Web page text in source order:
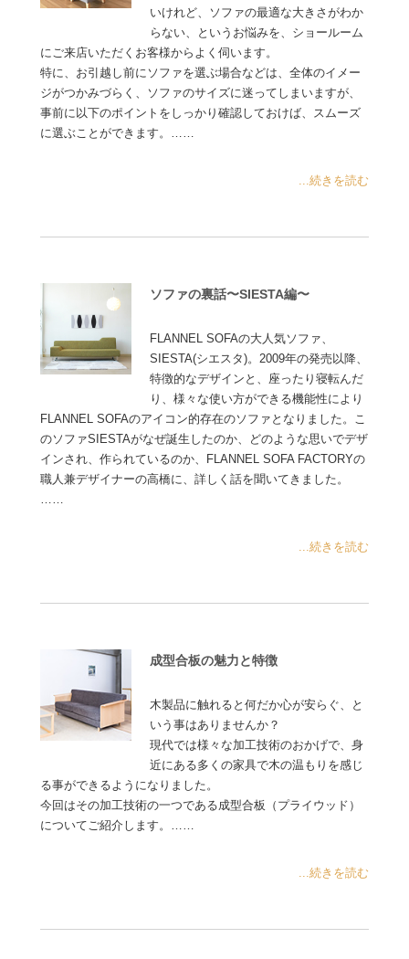
いけれど、ソファの最適な大きさがわか
らない、というお悩みを、ショールーム
にご来店いただくお客様からよく伺います。
特に、お引越し前にソファを選ぶ場合などは、全体のイメー
ジがつかみづらく、ソファのサイズに迷ってしまいますが、
事前に以下のポイントをしっかり確認しておけば、スムーズ
に選ぶことができます。……
...続きを読む
ソファの裏話〜SIESTA編〜
FLANNEL SOFAの大人気ソファ、
SIESTA(シエスタ)。2009年の発売以降、
特徴的なデザインと、座ったり寝転んだ
り、様々な使い方ができる機能性により
FLANNEL SOFAのアイコン的存在のソファとなりました。こ
のソファSIESTAがなぜ誕生したのか、どのような思いでデザ
インされ、作られているのか、FLANNEL SOFA FACTORYの
職人兼デザイナーの高橋に、詳しく話を聞いてきました。
……
...続きを読む
成型合板の魅力と特徴
木製品に触れると何だか心が安らぐ、と
いう事はありませんか？
現代では様々な加工技術のおかげで、身
近にある多くの家具で木の温もりを感じ
る事ができるようになりました。
今回はその加工技術の一つである成型合板（プライウッド）
についてご紹介します。……
...続きを読む